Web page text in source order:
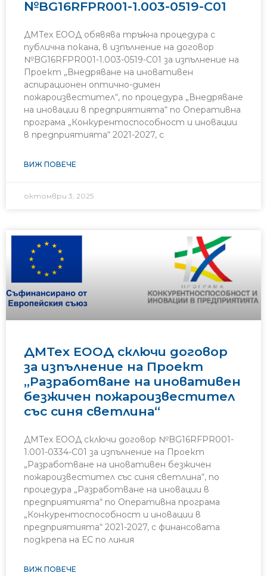
№BG16RFPR001-1.003-0519-C01
ДМТех ЕООД обявява тръжна процедура с
публична покана, в изпълнение на договор
№BG16RFPR001-1.003-0519-C01 за изпълнение на
Проект „Внедряване на иновативен
аспирационен оптично-димен
пожароизвестител“, по процедура „Внедряване
на иновации в предприятията“ по Оперативна
програма „Конкурентоспособност и иновации
в предприятията“ 2021-2027, с
ВИЖ ПОВЕЧЕ
октомври 3, 2025
ДМТех ЕООД сключи договор
за изпълнение на Проект
„Разработване на иновативен
безжичен пожароизвестител
със синя светлина“
ДМТех ЕООД сключи договор №BG16RFPR001-
1.001-0334-C01 за изпълнение на Проект
„Разработване на иновативен безжичен
пожароизвестител със синя светлина“, по
процедура „Разработване на иновации в
предприятията“ по Оперативна програма
„Конкурентоспособност и иновации в
предприятията“ 2021-2027, с финансовата
подкрепа на ЕС по линия
ВИЖ ПОВЕЧЕ